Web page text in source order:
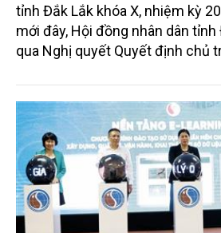
tỉnh Đắk Lắk khóa X, nhiệm kỳ
mới đây, Hội đồng nhân dân
qua Nghị quyết Quyết định chủ
phần diện tích bổ sung để thực
phần 2 thuộc Dự án đầu tư xây
tốc Khánh Hòa -Buôn Ma
qua tỉnh Đắk Lắk).